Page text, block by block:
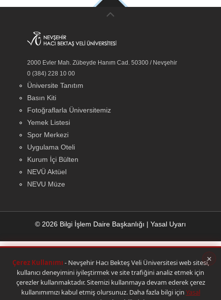
×
Çerez Kullanımı - Nevşehir Hacı Bekteş Veli Üniversitesi web sitesi,
kullanıcı deneyimini iyileştirmek ve site trafiğini analiz etmek için
çerezler kullanmaktadır. Sitemizi kullanmaya devam ederek çerez
kullanımımızı kabul etmiş olursunuz. Daha fazla bilgi için Yasal
2000 Evler Mah. Zübeyde Hanım Cad. 50300 / Nevşehir
0 (384) 228 10 00
Üniversite Tanıtım
Basın Kiti
Fotoğraflarla Üniversitemiz
Yemek Listesi
Spor Merkezi
Uygulama Oteli
Kurum İçi Bülten
NEVÜ Aktüel
NEVU Müze
© 2026 Bilgi İşlem Daire Başkanlığı | Yasal Uyarı